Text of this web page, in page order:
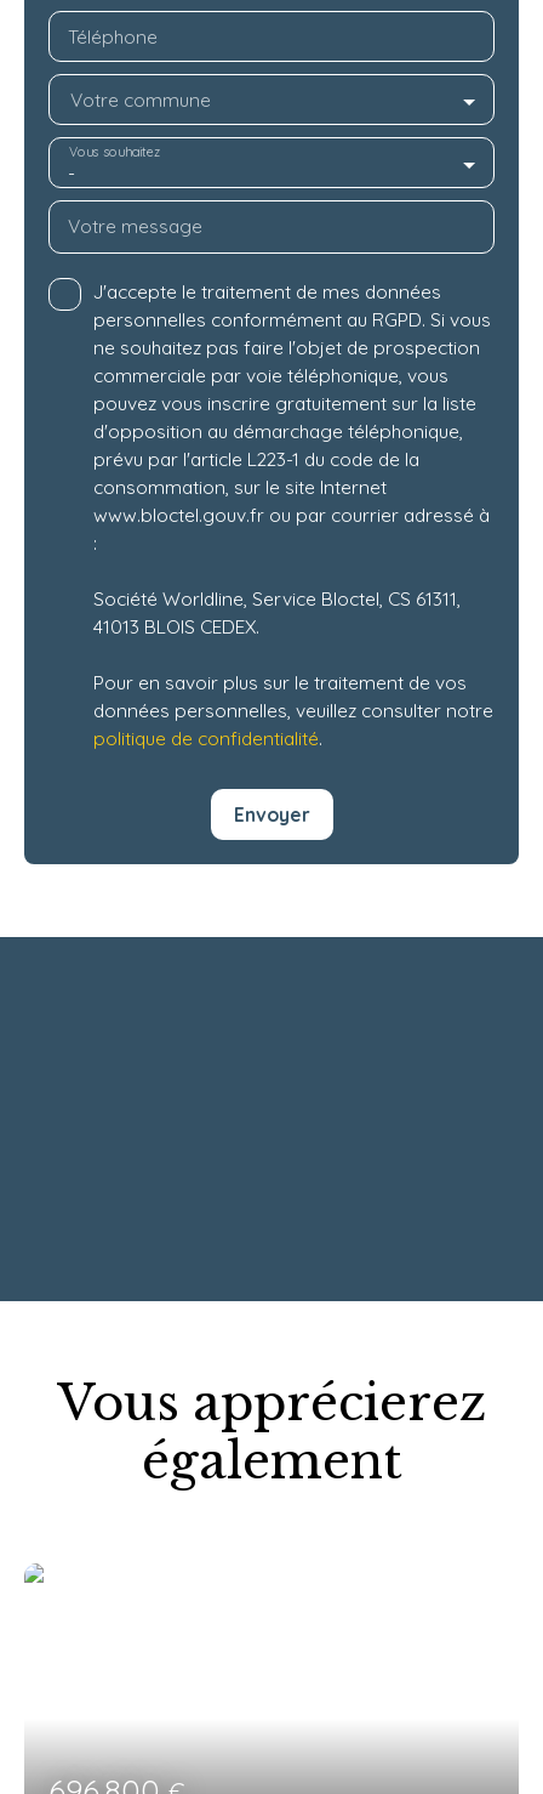
Téléphone
Votre commune
-
Vous souhaitez
Votre message
J'accepte le traitement de mes données
personnelles conformément au RGPD. Si vous
ne souhaitez pas faire l'objet de prospection
commerciale par voie téléphonique, vous
pouvez vous inscrire gratuitement sur la liste
d'opposition au démarchage téléphonique,
prévu par l'article L223-1 du code de la
consommation, sur le site Internet
www.bloctel.gouv.fr ou par courrier adressé à
:
Société Worldline, Service Bloctel, CS 61311,
41013 BLOIS CEDEX.
Pour en savoir plus sur le traitement de vos
données personnelles, veuillez consulter notre
politique de confidentialité.
Envoyer
Vous apprécierez
également